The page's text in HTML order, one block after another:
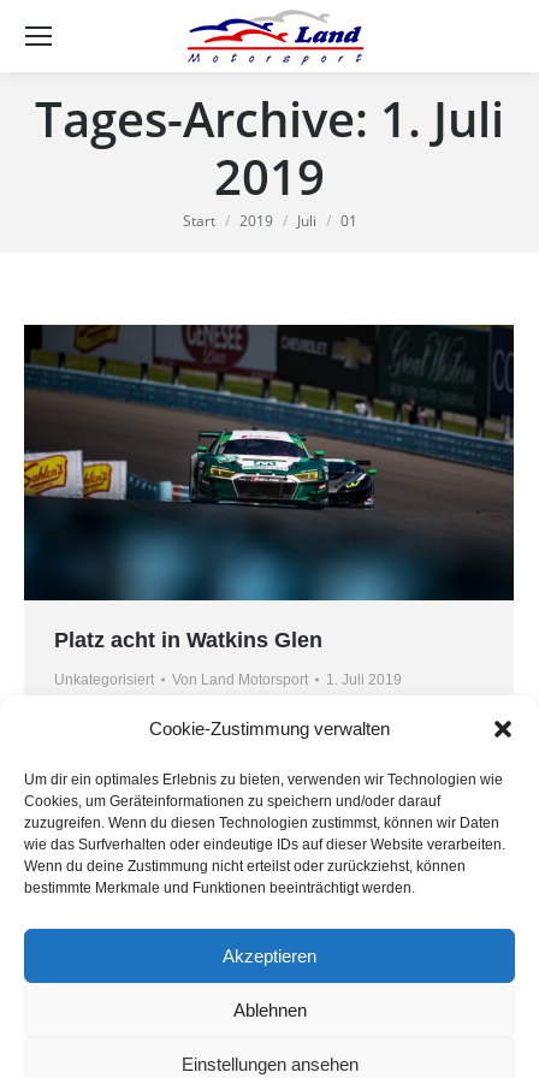
Cookie-Zustimmung verwalten
Um dir ein optimales Erlebnis zu bieten, verwenden wir Technologien wie
Cookies, um Geräteinformationen zu speichern und/oder darauf
zuzugreifen. Wenn du diesen Technologien zustimmst, können wir Daten
wie das Surfverhalten oder eindeutige IDs auf dieser Website verarbeiten.
Wenn du deine Zustimmung nicht erteilst oder zurückziehst, können
bestimmte Merkmale und Funktionen beeinträchtigt werden.
Akzeptieren
Ablehnen
Einstellungen ansehen
Tages-Archive: 1. Juli
2019
Sie befinden sich hier:
Start 2019 Juli 01
Platz acht in Watkins Glen
Unkategorisiert Von Land Motorsport 1. Juli 2019
Perfekte Boxenstopps, schnelle Fahrer und eine
Land-Motorsport hatte alle nötigen Zutaten für ein
Top-Resultat bei den Sahlen’s Six Hours of The
Glen. Was fehlte, war das nötige Quäntchen Glück
in der Schlussphase. „Es gibt immer wieder